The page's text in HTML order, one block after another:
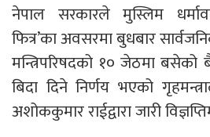
नेपाल सरकारले मुस्लिम
फित्र’का अवसरमा बुधबार
मन्त्रिपरिषदको १० जेठमा
बिदा दिने निर्णय भएको
अशोककुमार राईद्वारा जारी